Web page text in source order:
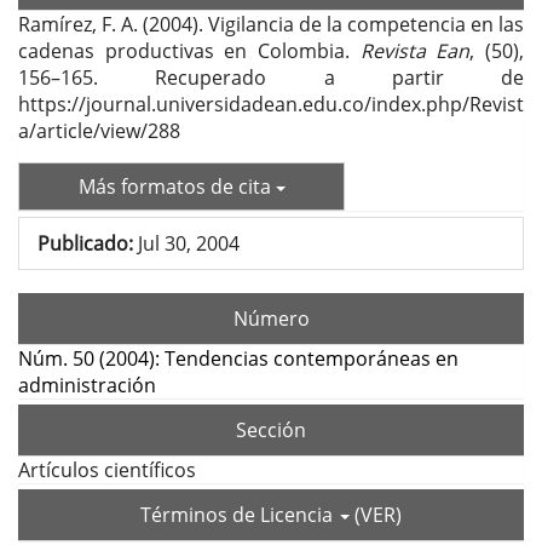
Ramírez, F. A. (2004). Vigilancia de la competencia en las
cadenas productivas en Colombia. Revista Ean, (50),
156–165. Recuperado a partir de
https://journal.universidadean.edu.co/index.php/Revist
a/article/view/288
Más formatos de cita
Publicado: Jul 30, 2004
Número
Núm. 50 (2004): Tendencias contemporáneas en
administración
Sección
Artículos científicos
Términos de Licencia
(VER)